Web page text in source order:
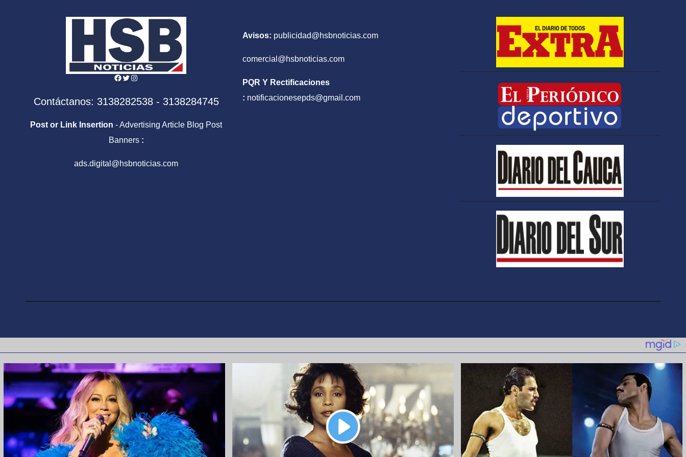
Facebook
Twitter
Instagram
Contáctanos: 3138282538 - 3138284745
Post or Link Insertion - Advertising Article Blog Post
Banners :
ads.digital@hsbnoticias.com
Avisos: publicidad@hsbnoticias.com
comercial@hsbnoticias.com
PQR Y Rectificaciones
: notificacionesepds@gmail.com